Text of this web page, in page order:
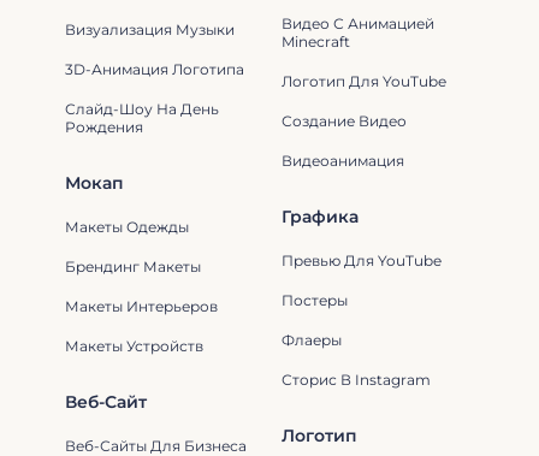
Мокап
Макеты Одежды
Брендинг Макеты
Макеты Интерьеров
Макеты Устройств
Графика
Превью Для YouTube
Постеры
Флаеры
Сторис В Instagram
Логотип
Видео С Анимацией
Minecraft
Логотип Для YouTube
Создание Видео
Видеоанимация
Визуализация Музыки
3D-Анимация Логотипа
Слайд-Шоу На День
Рождения
Веб-Сайт
Веб-Сайты Для Бизнеса